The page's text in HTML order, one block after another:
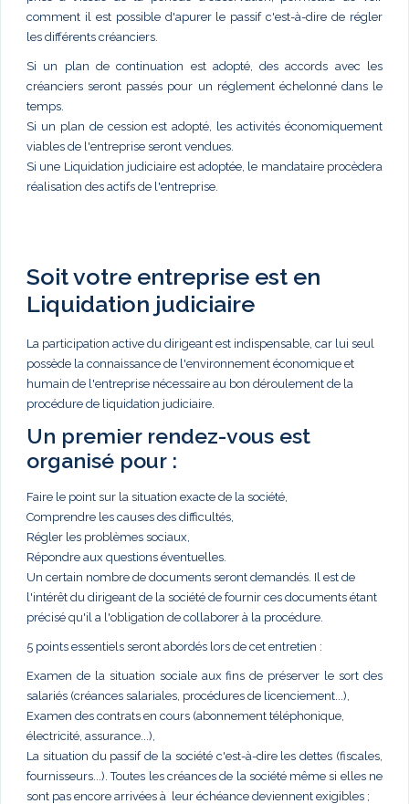
comment il est possible d'apurer le passif c'est-à-dire de régler
les différents créanciers.
Si un plan de continuation est adopté, des accords avec les
créanciers seront passés pour un réglement échelonné dans le
temps.
Si un plan de cession est adopté, les activités économiquement
viables de l'entreprise seront vendues.
Si une Liquidation judiciaire est adoptée, le mandataire procèdera
réalisation des actifs de l'entreprise.
Soit votre entreprise est en
Liquidation judiciaire
La participation active du dirigeant est indispensable, car lui seul
possède la connaissance de l'environnement économique et
humain de l'entreprise nécessaire au bon déroulement de la
procédure de liquidation judiciaire.
Un premier rendez-vous est
organisé pour :
Faire le point sur la situation exacte de la société,
Comprendre les causes des difficultés,
Régler les problèmes sociaux,
Répondre aux questions éventuelles.
Un certain nombre de documents seront demandés. Il est de
l'intérêt du dirigeant de la société de fournir ces documents étant
précisé qu'il a l'obligation de collaborer à la procédure.
5 points essentiels seront abordés lors de cet entretien :
Examen de la situation sociale aux fins de préserver le sort des
salariés (créances salariales, procédures de licenciement...),
Examen des contrats en cours (abonnement téléphonique,
électricité, assurance...),
La situation du passif de la société c'est-à-dire les dettes (fiscales,
fournisseurs...). Toutes les créances de la société même si elles ne
sont pas encore arrivées à leur échéance deviennent exigibles ;